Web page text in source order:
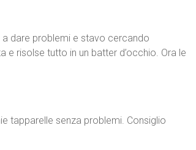
a dare problemi e stavo cercando
e risolse tutto in un batter d’occhio. Ora le
tapparelle senza problemi. Consiglio